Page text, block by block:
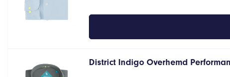
District Indigo Overhemd